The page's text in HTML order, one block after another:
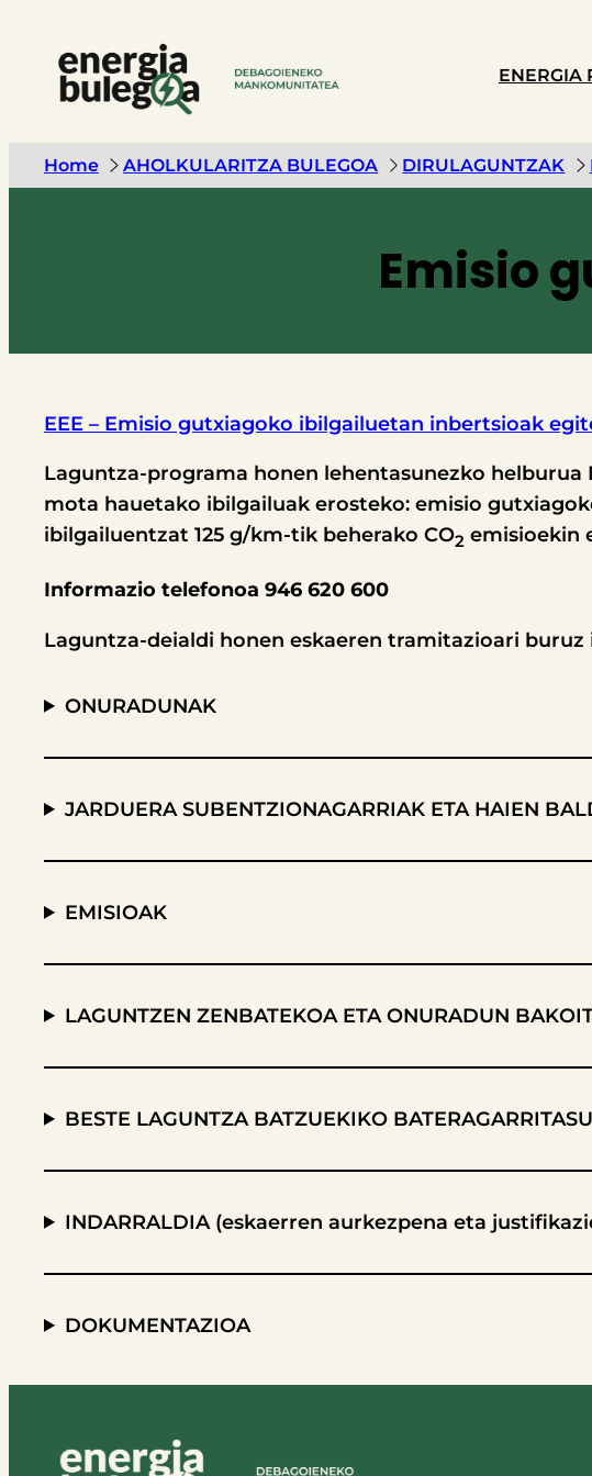
ENERGIA
Home AHOLKULARITZA BULEGOA DIRULAGUNTZAK
Emisio
EEE – Emisio gutxiagoko ibilgailuetan inbertsioak
Laguntza-programa honen lehentasunezko
mota hauetako ibilgailuak erosteko: emisio
ibilgailuentzat 125 g/km-tik beherako CO2 emisioekin
Informazio telefonoa 946 620 600
Laguntza-deialdi honen eskaeren tramitazioari
ONURADUNAK
JARDUERA SUBENTZIONAGARRIAK ETA HAIEN
EMISIOAK
LAGUNTZEN ZENBATEKOA ETA ONURADUN
BESTE LAGUNTZA BATZUEKIKO
INDARRALDIA (eskaerren aurkezpena eta
DOKUMENTAZIOA